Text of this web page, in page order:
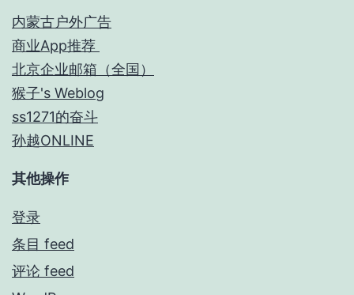
内蒙古户外广告
商业App推荐
北京企业邮箱（全国）
猴子's Weblog
ss1271的奋斗
孙越ONLINE
其他操作
登录
条目 feed
评论 feed